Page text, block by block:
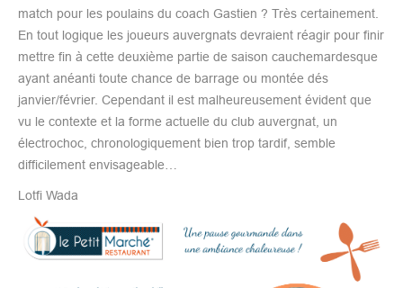
match pour les poulains du coach Gastien ? Très certainement.
En tout logique les joueurs auvergnats devraient réagir pour finir
mettre fin à cette deuxième partie de saison cauchemardesque
ayant anéanti toute chance de barrage ou montée dés
janvier/février. Cependant il est malheureusement évident que
vu le contexte et la forme actuelle du club auvergnat, un
électrochoc, chronologiquement bien trop tardif, semble
difficilement envisageable…
Lotfi Wada